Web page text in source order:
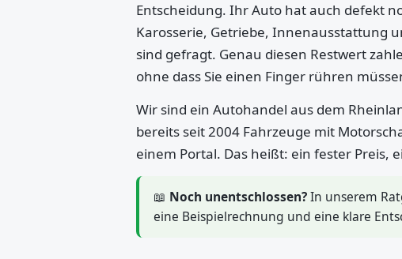
Entscheidung. Ihr Auto hat auch defekt
Karosserie, Getriebe, Innenausstattung
sind gefragt. Genau diesen Restwert
ohne dass Sie einen Finger rühren
Wir sind ein Autohandel aus dem
bereits seit 2004 Fahrzeuge mit
einem Portal. Das heißt: ein fester Preis,
📖 Noch unentschlossen?In unserem
eine Beispielrechnung und eine klare